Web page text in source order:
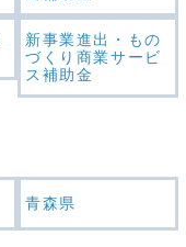
新事業進出・もの
づくり商業サービ
ス補助金
青森県